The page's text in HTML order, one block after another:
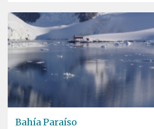
Bahía Paraíso